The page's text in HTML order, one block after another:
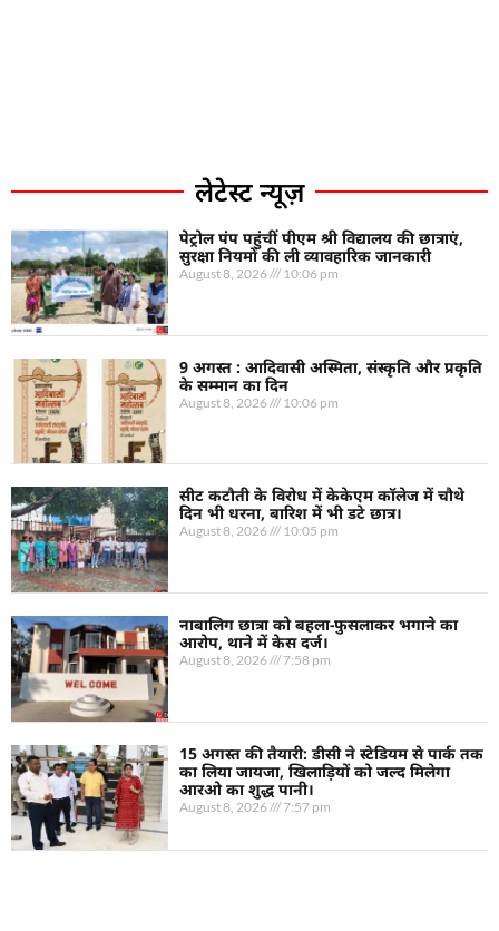
लेटेस्ट न्यूज़
पेट्रोल पंप पहुंचीं पीएम श्री विद्यालय की छात्राएं,
सुरक्षा नियमों की ली व्यावहारिक जानकारी
August 8, 2026 10:06 pm
9 अगस्त : आदिवासी अस्मिता, संस्कृति और प्रकृति
के सम्मान का दिन
August 8, 2026 10:06 pm
सीट कटौती के विरोध में केकेएम कॉलेज में चौथे
दिन भी धरना, बारिश में भी डटे छात्र।
August 8, 2026 10:05 pm
नाबालिग छात्रा को बहला-फुसलाकर भगाने का
आरोप, थाने में केस दर्ज।
August 8, 2026 7:58 pm
15 अगस्त की तैयारी: डीसी ने स्टेडियम से पार्क तक
का लिया जायजा, खिलाड़ियों को जल्द मिलेगा
आरओ का शुद्ध पानी।
August 8, 2026 7:57 pm